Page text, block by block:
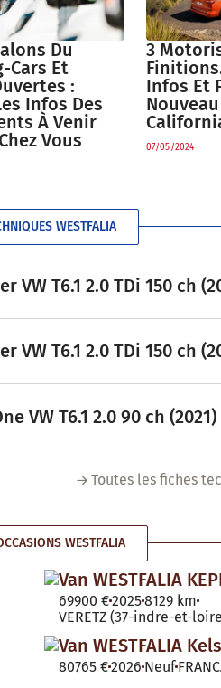
Du
Cars Et
:
Infos Des
À Venir
Vous
3
Infos Et
07/05/2024
WESTFALIA
VW T6.1 2.0 TDi 150 ch
VW T6.1 2.0 TDi 150 ch
VW T6.1 2.0 90 ch (2021)
Toutes les fiches
WESTFALIA
Van WESTFALIA
69900 €20258129 km
VERETZ (37-indre-et-
Van WESTFALIA
80765 €2026 Neuf